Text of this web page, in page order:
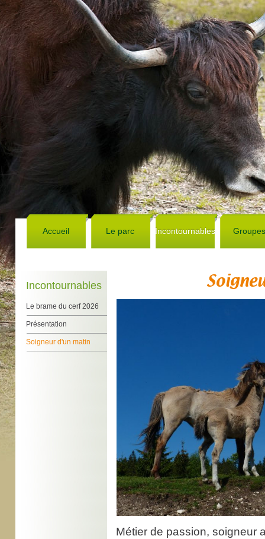
Accueil Le parc Incontournables Groupes
Incontournables
Le brame du cerf 2026
Présentation
Soigneur d'un matin
Métier de passion, soigneur